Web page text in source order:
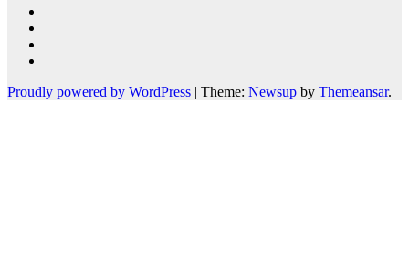
Proudly powered by WordPress | Theme: Newsup by Themeansar.